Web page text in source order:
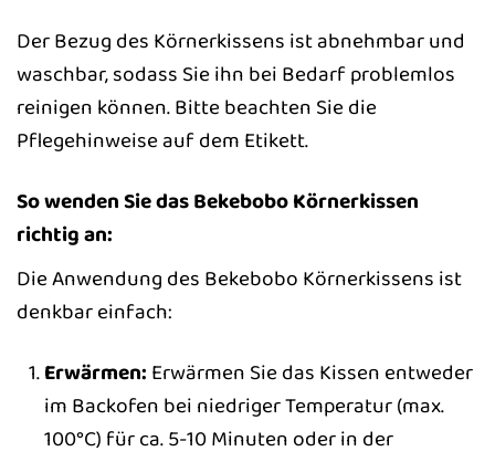
Der Bezug des Körnerkissens ist abnehmbar und
waschbar, sodass Sie ihn bei Bedarf problemlos
reinigen können. Bitte beachten Sie die
Pflegehinweise auf dem Etikett.
So wenden Sie das Bekebobo Körnerkissen
richtig an:
Die Anwendung des Bekebobo Körnerkissens ist
denkbar einfach:
Erwärmen: Erwärmen Sie das Kissen entweder
im Backofen bei niedriger Temperatur (max.
100°C) für ca. 5-10 Minuten oder in der